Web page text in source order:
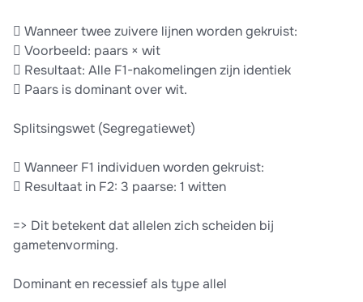
 Wanneer twee zuivere lijnen worden gekruist:
 Voorbeeld: paars × wit
 Resultaat: Alle F1-nakomelingen zijn identiek
 Paars is dominant over wit.
Splitsingswet (Segregatiewet)
 Wanneer F1 individuen worden gekruist:
 Resultaat in F2: 3 paarse: 1 witten
=> Dit betekent dat allelen zich scheiden bij
gametenvorming.
Dominant en recessief als type allel